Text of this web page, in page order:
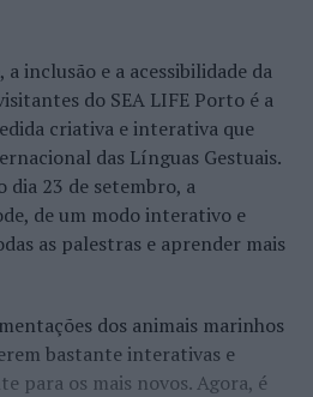
inclusão e a acessibilidade da
do SEA LIFE Porto é a
criativa e interativa que
das Línguas Gestuais.
23 de setembro, a
de um modo interativo e
as palestras e aprender mais
dos animais marinhos
bastante interativas e
para os mais novos. Agora, é